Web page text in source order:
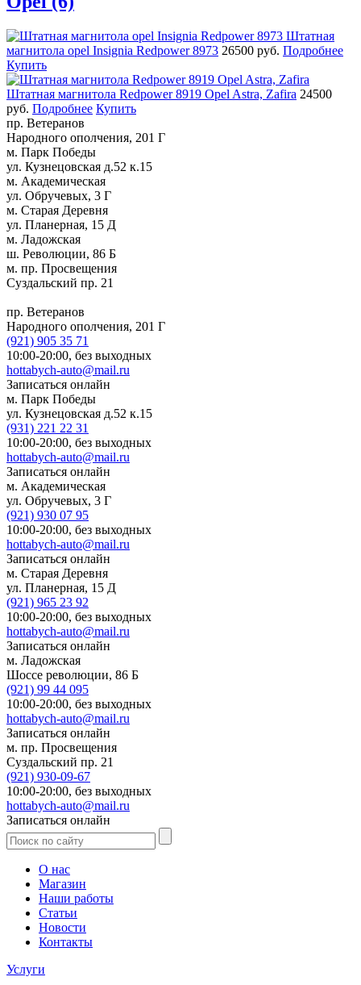
Штатная
магнитола opel Insignia Redpower 8973 26500 руб. Подробнее
Купить
Штатная магнитола Redpower 8919 Opel Astra, Zafira 24500
руб. Подробнее Купить
пр. Ветеранов
Народного ополчения, 201 Г
м. Парк Победы
ул. Кузнецовская д.52 к.15
м. Академическая
ул. Обручевых, 3 Г
м. Старая Деревня
ул. Планерная, 15 Д
м. Ладожская
ш. Революции, 86 Б
м. пр. Просвещения
Суздальский пр. 21
пр. Ветеранов
Народного ополчения, 201 Г
(921) 905 35 71
10:00-20:00, без выходных
hottabych-auto@mail.ru
Записаться онлайн
м. Парк Победы
ул. Кузнецовская д.52 к.15
(931) 221 22 31
10:00-20:00, без выходных
hottabych-auto@mail.ru
Записаться онлайн
м. Академическая
ул. Обручевых, 3 Г
(921) 930 07 95
10:00-20:00, без выходных
hottabych-auto@mail.ru
Записаться онлайн
м. Старая Деревня
ул. Планерная, 15 Д
(921) 965 23 92
10:00-20:00, без выходных
hottabych-auto@mail.ru
Записаться онлайн
м. Ладожская
Шоссе революции, 86 Б
(921) 99 44 095
10:00-20:00, без выходных
hottabych-auto@mail.ru
Записаться онлайн
м. пр. Просвещения
Суздальский пр. 21
(921) 930-09-67
10:00-20:00, без выходных
hottabych-auto@mail.ru
Записаться онлайн
О нас
Магазин
Наши работы
Статьи
Новости
Контакты
Услуги